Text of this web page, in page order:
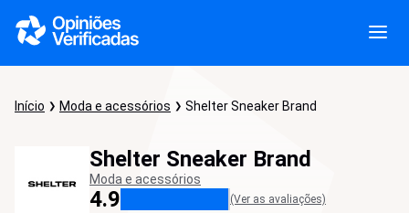
Início Moda e acessórios Shelter Sneaker Brand
Shelter Sneaker Brand
Moda e acessórios
4.9 (Ver as avaliações)